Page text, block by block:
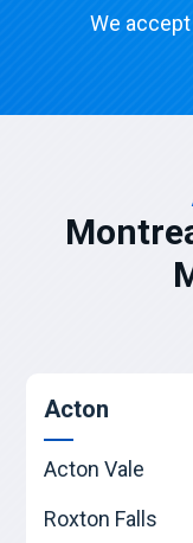
We accept
Acton
Acton Vale
Roxton Falls